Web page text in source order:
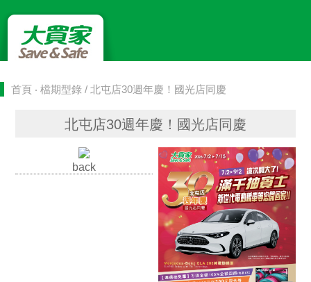
首頁 ‧ 檔期型錄 / 北屯店30週年慶！國光店同慶
北屯店30週年慶！國光店同慶
back